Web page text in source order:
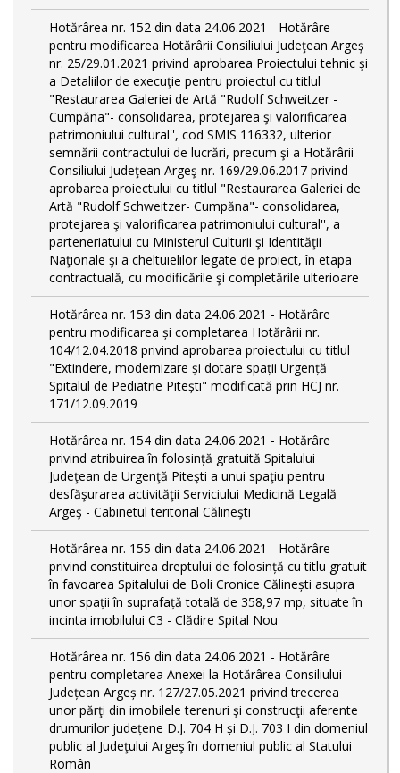
Hotărârea nr. 152 din data 24.06.2021 - Hotărâre
pentru modificarea Hotărârii Consiliului Judeţean Argeş
nr. 25/29.01.2021 privind aprobarea Proiectului tehnic şi
a Detaliilor de execuţie pentru proiectul cu titlul
"Restaurarea Galeriei de Artă "Rudolf Schweitzer -
Cumpăna"- consolidarea, protejarea şi valorificarea
patrimoniului cultural'', cod SMIS 116332, ulterior
semnării contractului de lucrări, precum şi a Hotărârii
Consiliului Judeţean Argeş nr. 169/29.06.2017 privind
aprobarea proiectului cu titlul "Restaurarea Galeriei de
Artă "Rudolf Schweitzer- Cumpăna"- consolidarea,
protejarea şi valorificarea patrimoniului cultural'', a
parteneriatului cu Ministerul Culturii şi Identităţii
Naţionale şi a cheltuielilor legate de proiect, în etapa
contractuală, cu modificările şi completările ulterioare
Hotărârea nr. 153 din data 24.06.2021 - Hotărâre
pentru modificarea și completarea Hotărârii nr.
104/12.04.2018 privind aprobarea proiectului cu titlul
"Extindere, modernizare și dotare spații Urgență
Spitalul de Pediatrie Pitești" modificată prin HCJ nr.
171/12.09.2019
Hotărârea nr. 154 din data 24.06.2021 - Hotărâre
privind atribuirea în folosință gratuită Spitalului
Judeţean de Urgenţă Piteşti a unui spaţiu pentru
desfăşurarea activităţii Serviciului Medicină Legală
Argeş - Cabinetul teritorial Călineşti
Hotărârea nr. 155 din data 24.06.2021 - Hotărâre
privind constituirea dreptului de folosință cu titlu gratuit
în favoarea Spitalului de Boli Cronice Călinești asupra
unor spații în suprafață totală de 358,97 mp, situate în
incinta imobilului C3 - Clădire Spital Nou
Hotărârea nr. 156 din data 24.06.2021 - Hotărâre
pentru completarea Anexei la Hotărârea Consiliului
Județean Argeș nr. 127/27.05.2021 privind trecerea
unor părţi din imobilele terenuri şi construcţii aferente
drumurilor județene D.J. 704 H și D.J. 703 I din domeniul
public al Judeţului Argeş în domeniul public al Statului
Român